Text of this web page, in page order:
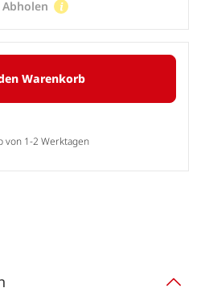
Warenkorb
von 1-2 Werktagen